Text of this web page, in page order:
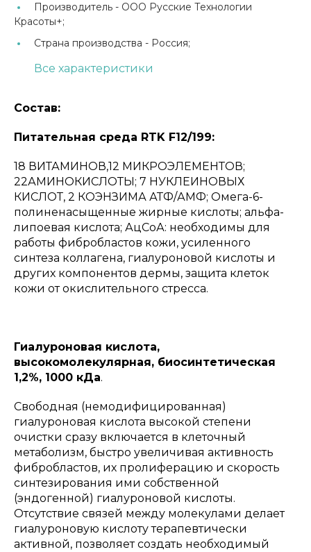
Производитель - ООО Русские Технологии
Красоты+;
Страна производства - Россия;
Все характеристики
Состав:
Питательная среда RTK F12/199:
18 ВИТАМИНОВ,12 МИКРОЭЛЕМЕНТОВ;
22АМИНОКИСЛОТЫ; 7 НУКЛЕИНОВЫХ
КИСЛОТ, 2 КОЭНЗИМА АТФ/АМФ; Омега-6-
полиненасыщенные жирные кислоты; альфа-
липоевая кислота; АцСоА: необходимы для
работы фибробластов кожи, усиленного
синтеза коллагена, гиалуроновой кислоты и
других компонентов дермы, защита клеток
кожи от окислительного стресса.
Гиалуроновая кислота,
высокомолекулярная, биосинтетическая
1,2%, 1000 кДа.
Свободная (немодифицированная)
гиалуроновая кислота высокой степени
очистки сразу включается в клеточный
метаболизм, быстро увеличивая активность
фибробластов, их пролиферацию и скорость
синтезирования ими собственной
(эндогенной) гиалуроновой кислоты.
Отсутствие связей между молекулами делает
гиалуроновую кислоту терапевтически
активной, позволяет создать необходимый